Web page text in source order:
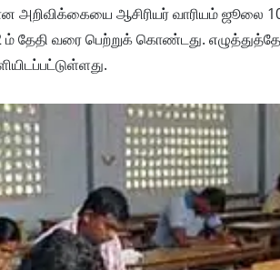
அறிவிக்​கையை ஆசிரியர் வாரி​யம்
வரை பெற்​றுக் ​கொண்​டது.